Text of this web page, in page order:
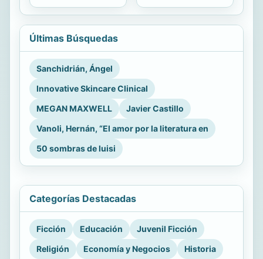
Últimas Búsquedas
Sanchidrián, Ángel
Innovative Skincare Clinical
MEGAN MAXWELL
Javier Castillo
Vanoli, Hernán, “El amor por la literatura en
50 sombras de luisi
Categorías Destacadas
Ficción Educación
Juvenil Ficción
Religión
Economía y Negocios Historia